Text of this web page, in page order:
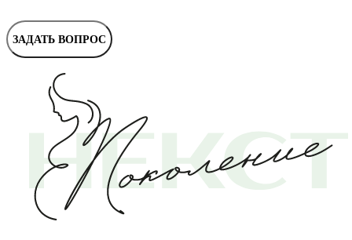
ЗАДАТЬ ВОПРОС